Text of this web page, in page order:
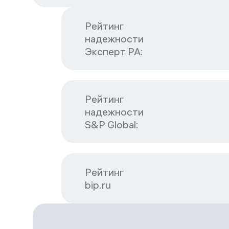
Рейтинг
надежности
Эксперт РА:
Рейтинг
надежности
S&P Global:
Рейтинг
bip.ru